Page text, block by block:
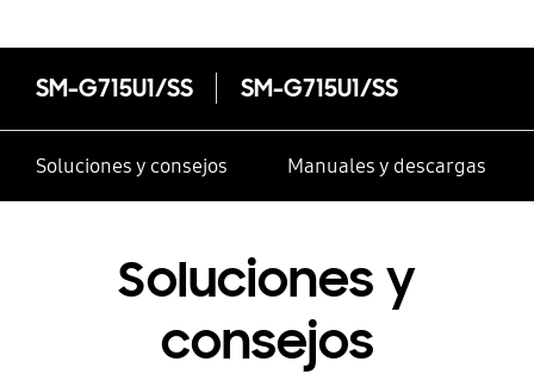
SM-G715U1/SS SM-G715U1/SS
Soluciones y consejos Manuales y descargas
Soluciones y
consejos